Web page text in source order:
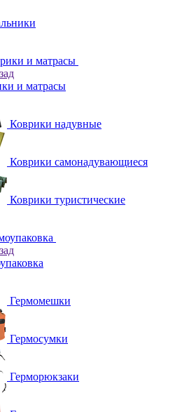
и матрасы
и матрасы
Коврики надувные
Коврики самонадувающиеся
Коврики туристические
Гермомешки
Гермосумки
Герморюкзаки